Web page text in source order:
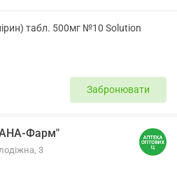
табл. 500мг №10 Solution
Забронювати
Фарм"
3